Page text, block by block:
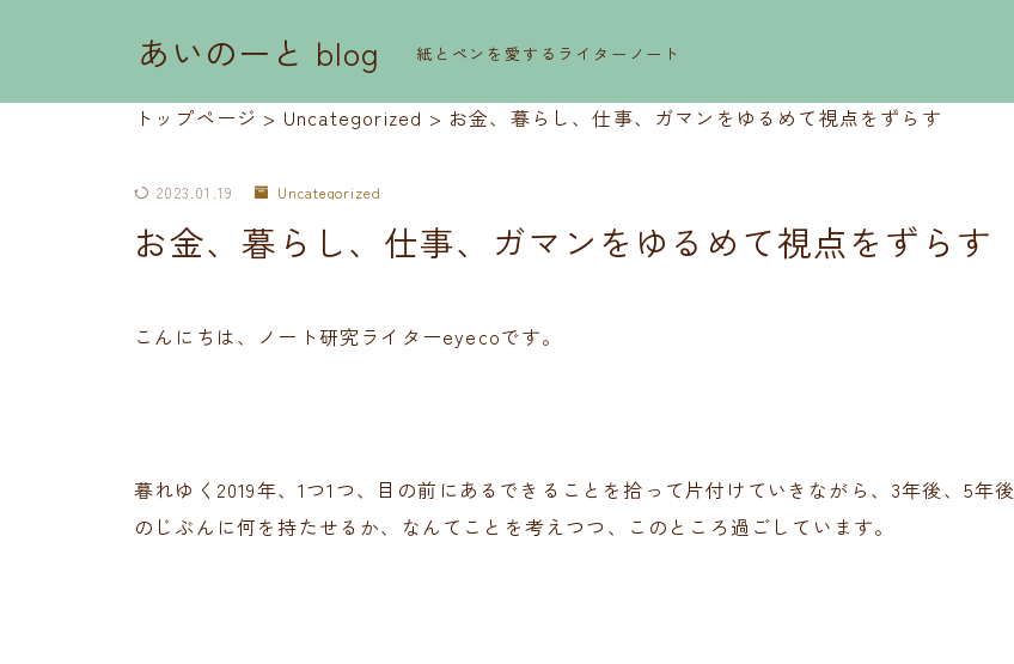
あいのーと blog 紙とペンを愛するライターノート
トップページ > Uncategorized > お金、暮らし、仕事、ガマンをゆるめて視点をずらす
2023.01.19 Uncategorized
お金、暮らし、仕事、ガマンをゆるめて視点をずらす
こんにちは、ノート研究ライターeyecoです。
暮れゆく2019年、1つ1つ、目の前にあるできることを拾って片付けていきながら、3年後、5年後
のじぶんに何を持たせるか、なんてことを考えつつ、このところ過ごしています。